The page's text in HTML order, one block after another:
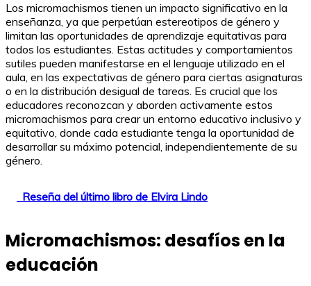
Los micromachismos tienen un impacto significativo en la
enseñanza, ya que perpetúan estereotipos de género y
limitan las oportunidades de aprendizaje equitativas para
todos los estudiantes. Estas actitudes y comportamientos
sutiles pueden manifestarse en el lenguaje utilizado en el
aula, en las expectativas de género para ciertas asignaturas
o en la distribución desigual de tareas. Es crucial que los
educadores reconozcan y aborden activamente estos
micromachismos para crear un entorno educativo inclusivo y
equitativo, donde cada estudiante tenga la oportunidad de
desarrollar su máximo potencial, independientemente de su
género.
Reseña del último libro de Elvira Lindo
Micromachismos: desafíos en la
educación